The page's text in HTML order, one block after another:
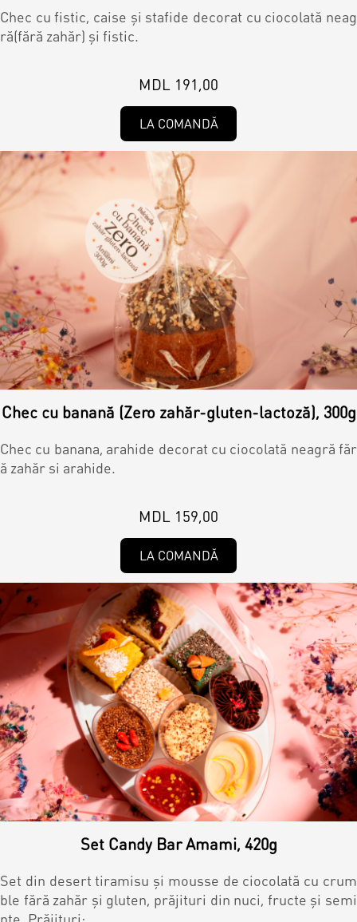
Bomboane
Accesorii/Party
Toppere
Lumânări
Chec cu fistic, caise și stafide decorat cu ciocolată neag
ră(fără zahăr) și fistic.
MDL 191,00
LA COMANDĂ
Chec cu banană (Zero zahăr-gluten-lactoză), 300g
Chec cu banana, arahide decorat cu ciocolată neagră făr
ă zahăr si arahide.
MDL 159,00
LA COMANDĂ
Set Candy Bar Amami, 420g
Set din desert tiramisu și mousse de ciocolată cu crum
ble fără zahăr și gluten, prăjituri din nuci, fructe și semi
nțe. Prăjituri: